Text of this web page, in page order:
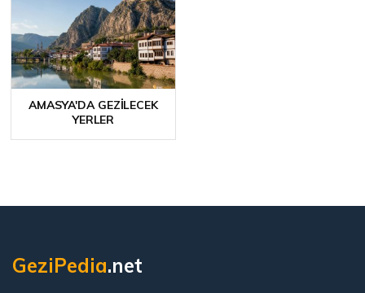
AMASYA'DA GEZILECEK
YERLER
GeziPedia.net